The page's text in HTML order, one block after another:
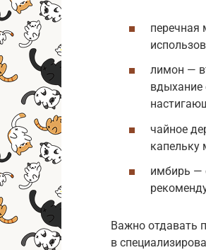
перечная
лимон —
вдыхание
чайное
капельку
имбирь —
Важно отдавать
в